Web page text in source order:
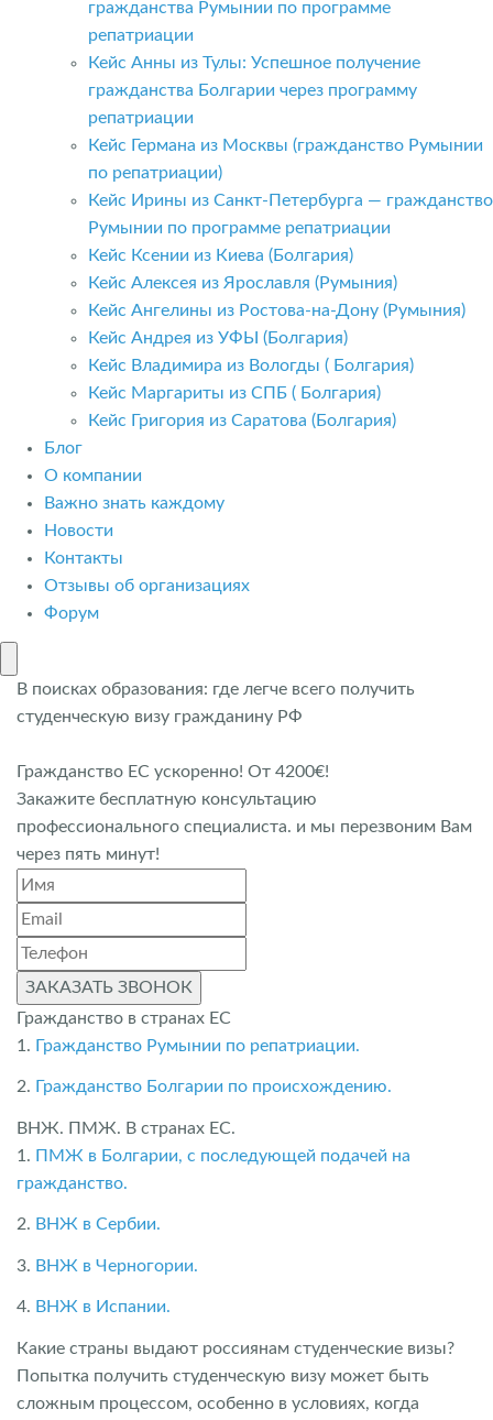
гражданства Румынии по программе
репатриации
Кейс Анны из Тулы: Успешное получение
гражданства Болгарии через программу
репатриации
Кейс Германа из Москвы (гражданство Румынии
по репатриации)
Кейс Ирины из Санкт-Петербурга — гражданство
Румынии по программе репатриации
Кейс Ксении из Киева (Болгария)
Кейс Алексея из Ярославля (Румыния)
Кейс Ангелины из Ростова-на-Дону (Румыния)
Кейс Андрея из УФЫ (Болгария)
Кейс Владимира из Вологды ( Болгария)
Кейс Маргариты из СПБ ( Болгария)
Кейс Григория из Саратова (Болгария)
Блог
О компании
Важно знать каждому
Новости
Контакты
Отзывы об организациях
Форум
В поисках образования: где легче всего получить
студенческую визу гражданину РФ
Гражданство ЕС ускоренно! От 4200€!
Закажите бесплатную консультацию
профессионального специалиста. и мы перезвоним Вам
через пять минут!
ЗАКАЗАТЬ ЗВОНОК
Гражданство в странах ЕС
1. Гражданство Румынии по репатриации.
2. Гражданство Болгарии по происхождению.
ВНЖ. ПМЖ. В странах ЕС.
1. ПМЖ в Болгарии, с последующей подачей на
гражданство.
2. ВНЖ в Сербии.
3. ВНЖ в Черногории.
4. ВНЖ в Испании.
Какие страны выдают россиянам студенческие визы?
Попытка получить студенческую визу может быть
сложным процессом, особенно в условиях, когда